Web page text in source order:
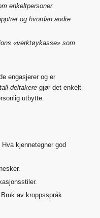
enkeltpersoner.
og hvordan andre
«verktøykasse» som
engasjerer og er
deltakeregjør det enkelt
utbytte.
kjennetegner god
av kroppsspråk.